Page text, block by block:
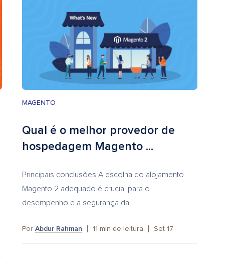
MAGENTO
Qual é o melhor provedor de
hospedagem Magento ...
Principais conclusões A escolha do alojamento
Magento 2 adequado é crucial para o
desempenho e a segurança da...
Por Abdur Rahman 11 min de leitura Set 17